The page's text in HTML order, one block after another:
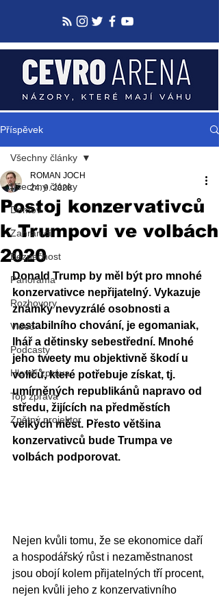
Příspěvek
Všechny články
Domov
Zahraničí
Bezpečnost
Panorama
Rozhovory
Video
Podcasty
Hlavní zpráva
Top zpráva
Zpětný projektor
Všechny články
Postoj konzervativců
k Trumpovi ve volbách
2020
ROMAN JOCH
24. 9. 2020
Donald Trump by měl být pro mnohé
konzervativce nepřijatelný. Vykazuje
známky nevyzrálé osobnosti a
nestabilního chování, je egomaniak,
lhář a dětinsky sebestřední. Mnohé
jeho tweety mu objektivně škodí u
voličů, které potřebuje získat, tj.
umírněných republikánů napravo od
středu, žijících na předměstích
velkých měst. Přesto většina
konzervativců bude Trumpa ve
volbách podporovat.
Nejen kvůli tomu, že se ekonomice daří
a hospodářský růst i nezaměstnanost
jsou obojí kolem přijatelných tří procent,
nejen kvůli jeho z konzervativního